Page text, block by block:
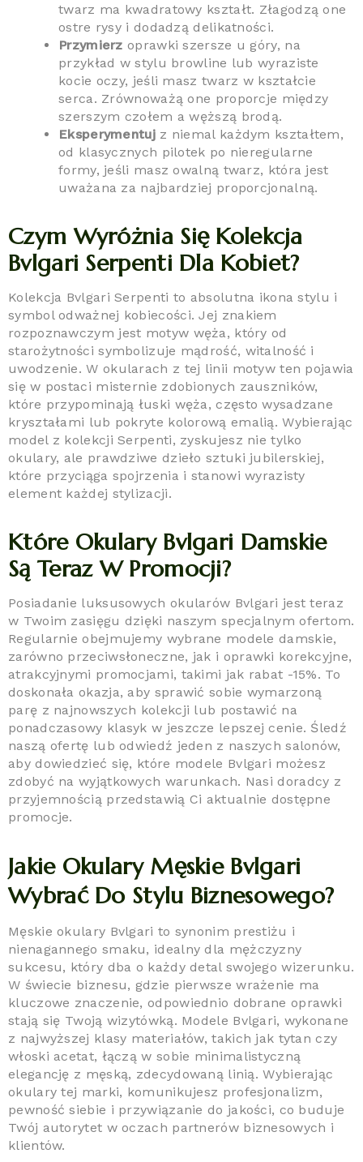
twarz ma kwadratowy kształt. Złagodzą one
ostre rysy i dodadzą delikatności.
Przymierz oprawki szersze u góry, na
przykład w stylu browline lub wyraziste
kocie oczy, jeśli masz twarz w kształcie
serca. Zrównoważą one proporcje między
szerszym czołem a węższą brodą.
Eksperymentujz niemal każdym kształtem,
od klasycznych pilotek po nieregularne
formy, jeśli masz owalną twarz, która jest
uważana za najbardziej proporcjonalną.
Czym Wyróżnia Się Kolekcja
Bvlgari Serpenti Dla Kobiet?
Kolekcja Bvlgari Serpenti to absolutna ikona stylu i
symbol odważnej kobiecości. Jej znakiem
rozpoznawczym jest motyw węża, który od
starożytności symbolizuje mądrość, witalność i
uwodzenie. W okularach z tej linii motyw ten pojawia
się w postaci misternie zdobionych zauszników,
które przypominają łuski węża, często wysadzane
kryształami lub pokryte kolorową emalią. Wybierając
model z kolekcji Serpenti, zyskujesz nie tylko
okulary, ale prawdziwe dzieło sztuki jubilerskiej,
które przyciąga spojrzenia i stanowi wyrazisty
element każdej stylizacji.
Które Okulary Bvlgari Damskie
Są Teraz W Promocji?
Posiadanie luksusowych okularów Bvlgari jest teraz
w Twoim zasięgu dzięki naszym specjalnym ofertom.
Regularnie obejmujemy wybrane modele damskie,
zarówno przeciwsłoneczne, jak i oprawki korekcyjne,
atrakcyjnymi promocjami, takimi jak rabat -15%. To
doskonała okazja, aby sprawić sobie wymarzoną
parę z najnowszych kolekcji lub postawić na
ponadczasowy klasyk w jeszcze lepszej cenie. Śledź
naszą ofertę lub odwiedź jeden z naszych salonów,
aby dowiedzieć się, które modele Bvlgari możesz
zdobyć na wyjątkowych warunkach. Nasi doradcy z
przyjemnością przedstawią Ci aktualnie dostępne
promocje.
Jakie Okulary Męskie Bvlgari
Wybrać Do Stylu Biznesowego?
Męskie okulary Bvlgari to synonim prestiżu i
nienagannego smaku, idealny dla mężczyzny
sukcesu, który dba o każdy detal swojego wizerunku.
W świecie biznesu, gdzie pierwsze wrażenie ma
kluczowe znaczenie, odpowiednio dobrane oprawki
stają się Twoją wizytówką. Modele Bvlgari, wykonane
z najwyższej klasy materiałów, takich jak tytan czy
włoski acetat, łączą w sobie minimalistyczną
elegancję z męską, zdecydowaną linią. Wybierając
okulary tej marki, komunikujesz profesjonalizm,
pewność siebie i przywiązanie do jakości, co buduje
Twój autorytet w oczach partnerów biznesowych i
klientów.